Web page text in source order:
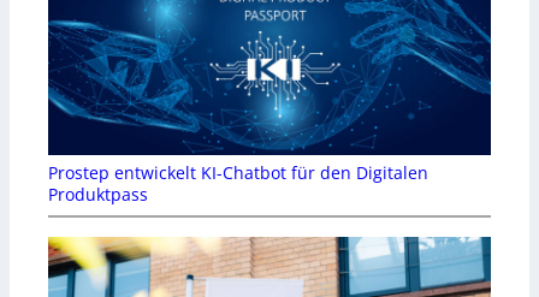
Prostep entwickelt KI-Chatbot für den Digitalen
Produktpass